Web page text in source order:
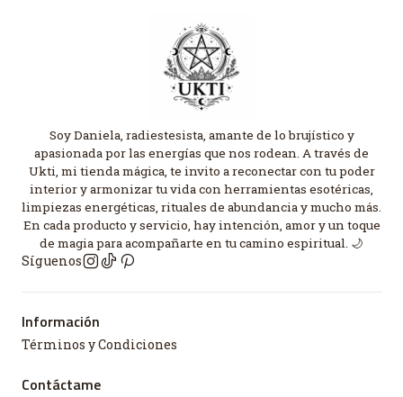
Soy Daniela, radiestesista, amante de lo brujístico y
apasionada por las energías que nos rodean. A través de
Ukti, mi tienda mágica, te invito a reconectar con tu poder
interior y armonizar tu vida con herramientas esotéricas,
limpiezas energéticas, rituales de abundancia y mucho más.
En cada producto y servicio, hay intención, amor y un toque
de magia para acompañarte en tu camino espiritual. 🌙
Síguenos
Información
Términos y Condiciones
Contáctame